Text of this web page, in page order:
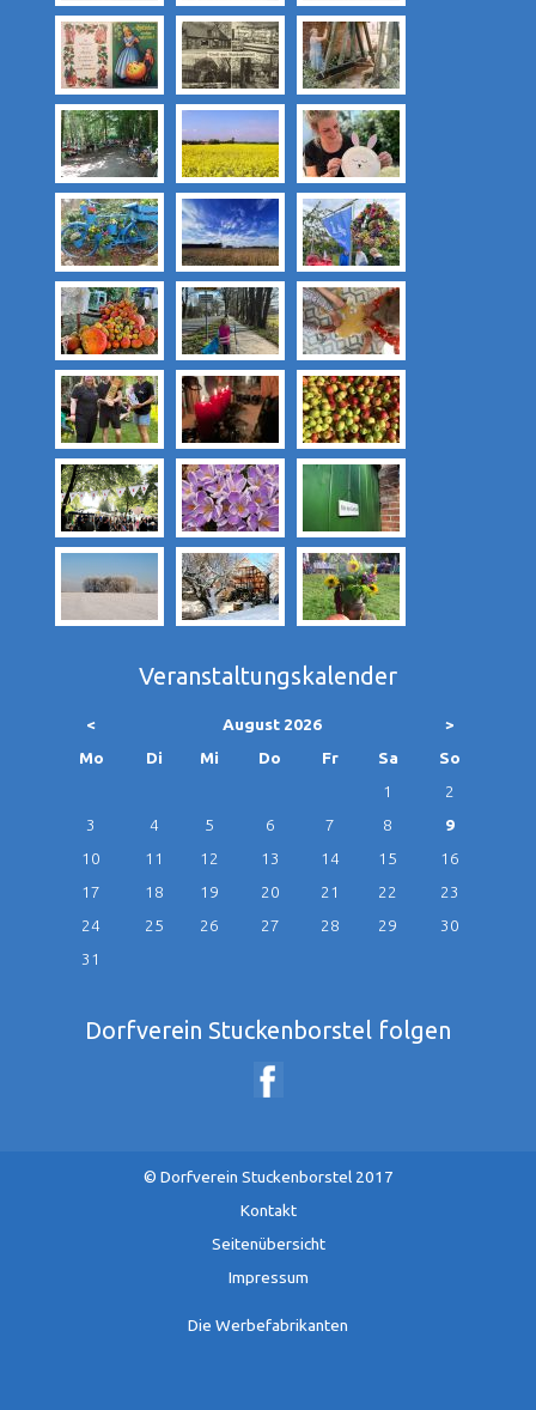
Veranstaltungskalender
< August 2026
>
Montag Di enstag
Mi ttwoch
Do nnerstag
Freitag SamstagSonntag
1
2
3
4 5 6 7 8
9
10
11 12 13 14 15
16
17
18 19 20 21 22
23
24
25 26 27 28 29
30
31
Dorfverein Stuckenborstel folgen
© Dorfverein Stuckenborstel 2017
Navigation
überspringen
Kontakt
Seitenübersicht
Impressum
Die Werbefabrikanten